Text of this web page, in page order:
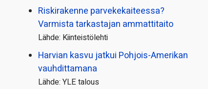
Riskirakenne parvekekaiteessa?
Varmista tarkastajan ammattitaito
Lähde: Kiinteistölehti
Harvian kasvu jatkui Pohjois-Amerikan
vauhdittamana
Lähde: YLE talous